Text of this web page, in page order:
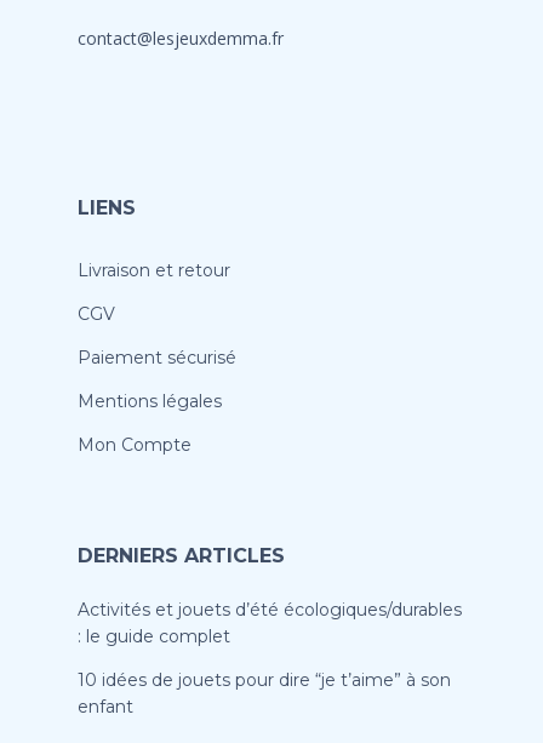
contact@lesjeuxdemma.fr
LIENS
Livraison et retour
CGV
Paiement sécurisé
Mentions légales
Mon Compte
DERNIERS ARTICLES
Activités et jouets d’été écologiques/durables
: le guide complet
10 idées de jouets pour dire “je t’aime” à son
enfant